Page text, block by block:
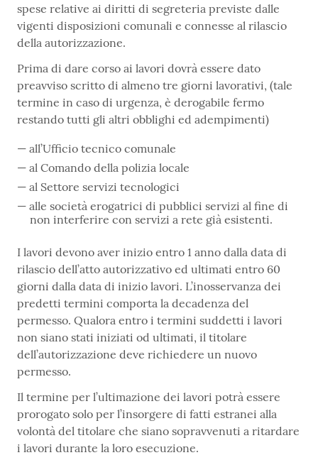
spese relative ai diritti di segreteria previste dalle
vigenti disposizioni comunali e connesse al rilascio
della autorizzazione.
Prima di dare corso ai lavori dovrà essere dato
preavviso scritto di almeno tre giorni lavorativi, (tale
termine in caso di urgenza, è derogabile fermo
restando tutti gli altri obblighi ed adempimenti)
all’Ufficio tecnico comunale
al Comando della polizia locale
al Settore servizi tecnologici
alle società erogatrici di pubblici servizi al fine di
non interferire con servizi a rete già esistenti.
I lavori devono aver inizio entro 1 anno dalla data di
rilascio dell’atto autorizzativo ed ultimati entro 60
giorni dalla data di inizio lavori. L’inosservanza dei
predetti termini comporta la decadenza del
permesso. Qualora entro i termini suddetti i lavori
non siano stati iniziati od ultimati, il titolare
dell’autorizzazione deve richiedere un nuovo
permesso.
Il termine per l’ultimazione dei lavori potrà essere
prorogato solo per l’insorgere di fatti estranei alla
volontà del titolare che siano sopravvenuti a ritardare
i lavori durante la loro esecuzione.